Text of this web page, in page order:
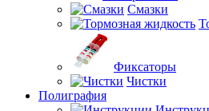
Смазки
Фиксаторы
Чистки
Полиграфия